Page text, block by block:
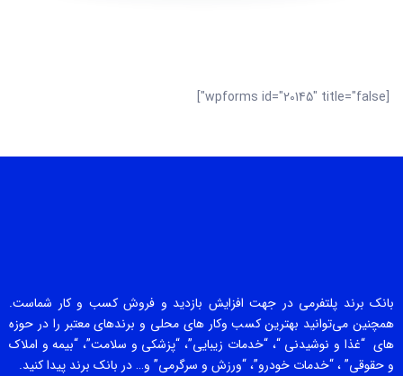
[wpforms id="20145" title="false"]
بانک برند پلتفرمی در جهت افزایش بازدید و فروش کسب و کار شماست.
همچنین می‌توانید بهترین کسب وکار های محلی و برندهای معتبر را در حوزه
های “غذا و نوشیدنی “، “خدمات زیبایی”، “پزشکی و سلامت”، “بیمه و املاک
و حقوقی” ، “خدمات خودرو”، “ورزش و سرگرمی” و… در بانک برند پیدا کنید.